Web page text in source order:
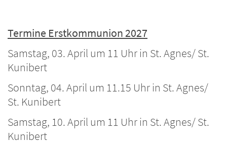
Termine Erstkommunion 2027
Samstag, 03. April um 11 Uhr in St. Agnes/ St.
Kunibert
Sonntag, 04. April um 11.15 Uhr in St. Agnes/
St. Kunibert
Samstag, 10. April um 11 Uhr in St. Agnes/ St.
Kunibert